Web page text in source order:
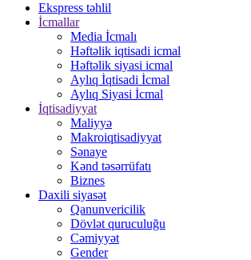
Ekspress təhlil
İcmallar
Media İcmalı
Həftəlik iqtisadi icmal
Həftəlik siyasi icmal
Aylıq İqtisadi İcmal
Aylıq Siyasi İcmal
İqtisadiyyat
Maliyyə
Makroiqtisadiyyat
Sənaye
Kənd təsərrüfatı
Biznes
Daxili siyasət
Qanunvericilik
Dövlət quruculuğu
Cəmiyyət
Gender